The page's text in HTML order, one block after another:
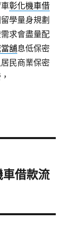
彰化機車借
學量身規劃
求會盡量配
舖息低保密
民商業保密
借款流